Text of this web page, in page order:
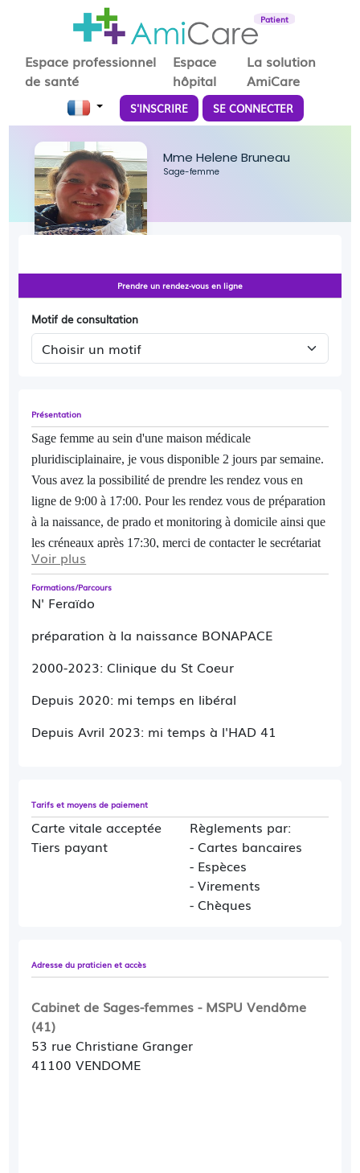
Patient
Espace professionnel
de santé
Espace
hôpital
La solution
AmiCare
S'INSCRIRE SE CONNECTER
Mme Helene Bruneau
Sage-femme
Présentation
Sage femme au sein d'une maison médicale
pluridisciplainaire, je vous disponible 2 jours par semaine.
Vous avez la possibilité de prendre les rendez vous en
ligne de 9:00 à 17:00. Pour les rendez vous de préparation
à la naissance, de prado et monitoring à domicile ainsi que
les créneaux après 17:30, merci de contacter le secrétariat
au 02.54.73.10.02
Je vous accueille pour votre suivi de grossesse, monitoring
naissance et à la parentalité méthode BONAPACE, N'
natale, rééducation périnéale, suivi gynécologique de
échographique sera effectué en dehors du cabinet.
absence, mes collègues sont présentes.
Voir plus
Formations/Parcours
N' Feraïdo
préparation à la naissance BONAPACE
2000-2023: Clinique du St Coeur
Depuis 2020: mi temps en libéral
Depuis Avril 2023: mi temps à l'HAD 41
Tarifs et moyens de paiement
Carte vitale acceptée
Tiers payant
Règlements par:
- Cartes bancaires
- Espèces
- Virements
- Chèques
Adresse du praticien et accès
Cabinet de Sages-femmes - MSPU Vendôme
(41)
53 rue Christiane Granger
41100 VENDOME
Prendre un rendez-vous en ligne
Motif de consultation